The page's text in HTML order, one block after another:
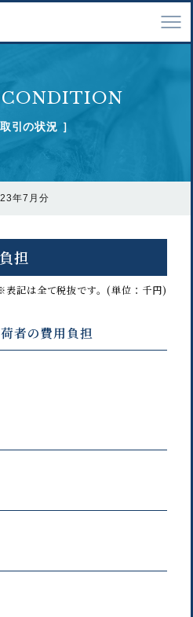
引の状況 ］
年7月分
担
表記は全て税抜です。(単位：千円)
者の費用負担